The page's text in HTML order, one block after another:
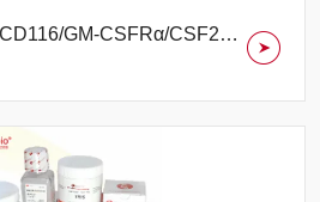
RecombinantHumanCD116/GM-CSFRα/CSF2RA